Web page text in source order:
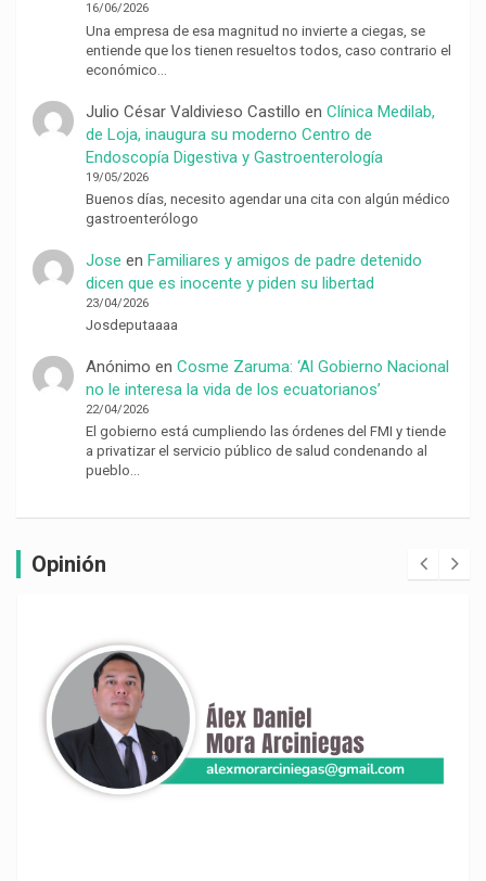
16/06/2026
Una empresa de esa magnitud no invierte a ciegas, se
entiende que los tienen resueltos todos, caso contrario el
económico…
Julio César Valdivieso Castillo en Clínica Medilab,
de Loja, inaugura su moderno Centro de
Endoscopía Digestiva y Gastroenterología
19/05/2026
Buenos días, necesito agendar una cita con algún médico
gastroenterólogo
Jose en Familiares y amigos de padre detenido
dicen que es inocente y piden su libertad
23/04/2026
Josdeputaaaa
Anónimo en Cosme Zaruma: ‘Al Gobierno Nacional
no le interesa la vida de los ecuatorianos’
22/04/2026
El gobierno está cumpliendo las órdenes del FMI y tiende
a privatizar el servicio público de salud condenando al
pueblo…
Opinión